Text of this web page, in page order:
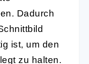
Dadurch
ist, um den
zu halten.